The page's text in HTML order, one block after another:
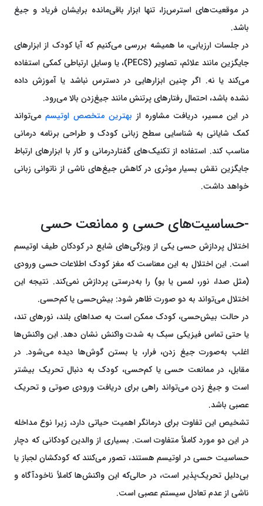
در موقعیت‌های استرس‌زا، تنها ابزار باقی‌مانده برایشان فریاد و جیغ
باشد.
در جلسات ارزیابی، ما همیشه بررسی می‌کنیم که آیا کودک از ابزارهای
جایگزین مانند علائم، تصاویر (PECS)، یا وسایل ارتباطی کمکی استفاده
می‌کند یا نه. اگر چنین ابزارهایی در دسترس نباشد یا آموزش داده
نشده باشد، احتمال رفتارهای پرتنش مانند جیغ‌زدن بالا می‌رود.
در این مسیر، دریافت مشاوره از بهترین متخصص اوتیسم می‌تواند
کمک شایانی به شناسایی سطح زبانی کودک و طراحی برنامه درمانی
مناسب کند. استفاده از تکنیک‌های گفتاردرمانی و کار با ابزارهای ارتباط
جایگزین نقش بسیار موثری در کاهش جیغ‌های ناشی از ناتوانی زبانی
خواهد داشت.
-حساسیت‌های حسی و ممانعت حسی
اختلال پردازش حسی یکی از ویژگی‌های شایع در کودکان طیف اوتیسم
است. این اختلال به این معناست که مغز کودک اطلاعات حسی ورودی
(مثل صدا، نور، لمس یا بو) را به‌درستی پردازش نمی‌کند. نتیجه این
اختلال می‌تواند به دو صورت ظاهر شود: بیش‌حسی یا کم‌حسی.
در حالت بیش‌حسی، کودک ممکن است به صداهای بلند، نورهای تند،
یا حتی تماس فیزیکی سبک به شدت واکنش نشان دهد. این واکنش‌ها
اغلب به‌صورت جیغ زدن، فرار، یا بستن گوش‌ها دیده می‌شود. در
مقابل، در ممانعت حسی یا کم‌حسی، کودک به دنبال تحریک بیشتر
است و جیغ زدن می‌تواند راهی برای دریافت ورودی صوتی و تحریک
عصبی باشد.
تشخیص این تفاوت برای درمانگر اهمیت حیاتی دارد، زیرا نوع مداخله
در این دو مورد کاملاً متفاوت است. بسیاری از والدین کودکانی که دچار
حساسیت حسی در اوتیسم هستند، تصور می‌کنند که کودکشان لجباز یا
بی‌دلیل تحریک‌پذیر است، در حالی‌که این واکنش‌ها کاملاً ناخودآگاه و
ناشی از عدم تعادل سیستم عصبی است.